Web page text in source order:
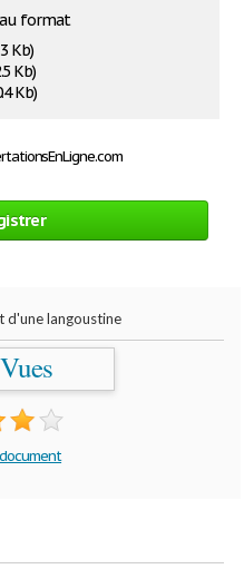
au format
Kb)
Kb)
Kb)
d'une langoustine